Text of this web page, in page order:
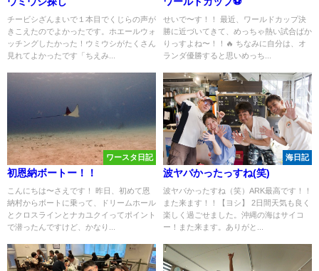
チービシざんまいで１本目でくじらの声が
きこえたのでよかったです。ホエールウォ
ッチングしたかった！ウミウシがたくさん
見れてよかったです「ちえみ...
せいで〜す！！ 最近、ワールドカップ決
勝に近づいてきて、めっちゃ熱い試合ばか
りっすよね〜！！🔥 ちなみに自分は、オ
ランダ優勝すると思いめっち...
ワースタ日記
初恩納ボートー！！
こんにちは〜さえです！ 昨日、初めて恩
納村からボートに乗って、ドリームホール
とクロスラインとナカユクイってポイント
で潜ったんですけど、かなり...
海日記
波ヤバかったっすね(笑)
波ヤバかったすね（笑）ARK最高です！！
また来ます！！【ヨシ】 2日間天気も良く
楽しく過ごせました。沖縄の海はサイコ
ー！また来ます。ありがと...